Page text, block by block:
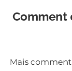
Comment
Mais